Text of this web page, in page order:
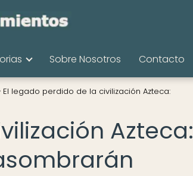
Sobre Nosotros Contacto
El legado perdido de la civilización Azteca:
Azteca: